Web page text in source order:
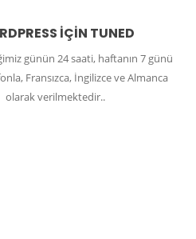
İÇİN TUNED
günün 24 saati, haftanın 7 günü
Fransızca, İngilizce ve Almanca
olarak verilmektedir..